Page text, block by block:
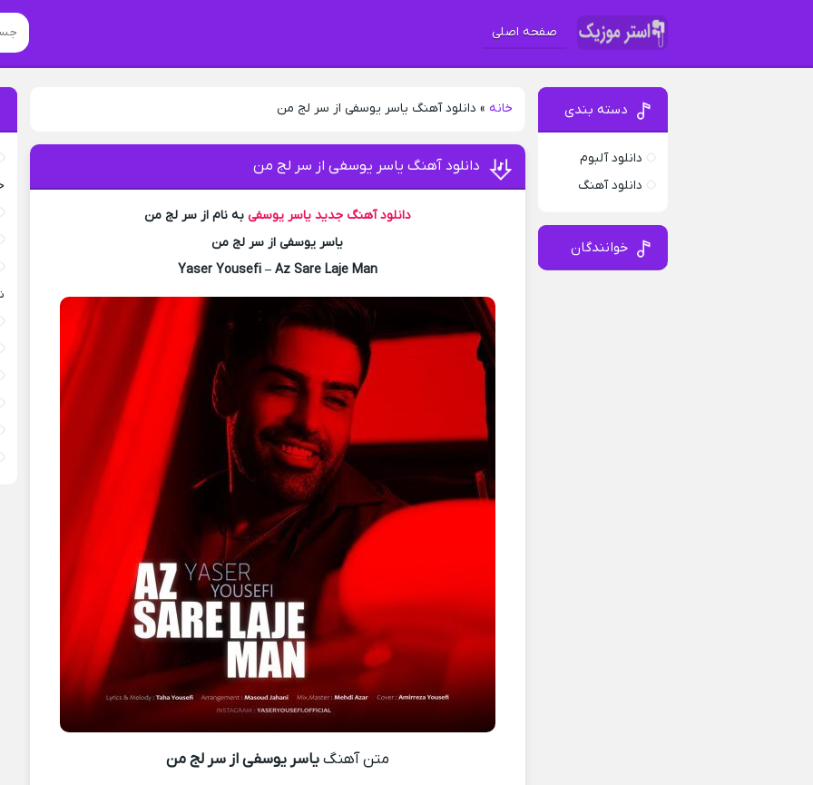
صفحه اصلی
خانه » دانلود آهنگ یاسر یوسفی از سر لج من
دانلود آهنگ یاسر یوسفی از سر لج من
دانلود آهنگ جدید یاسر یوسفی به نام از سر لج من
یاسر یوسفی از سر لج من
Yaser Yousefi – Az Sare Laje Man
متن آهنگیاسر یوسفی از سر لج من
دسته بندی
دانلود آلبوم
دانلود آهنگ
خوانندگان